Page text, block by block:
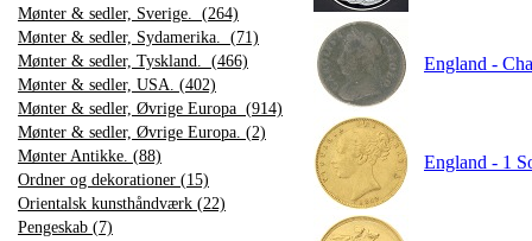
Mønter & sedler, Sverige. (264)
Mønter & sedler, Sydamerika. (71)
Mønter & sedler, Tyskland. (466)
Mønter & sedler, USA. (402)
Mønter & sedler, Øvrige Europa (914)
Mønter & sedler, Øvrige Europa. (2)
Mønter Antikke. (88)
Ordner og dekorationer (15)
Orientalsk kunsthåndværk (22)
Pengeskab (7)
England -
England - 1